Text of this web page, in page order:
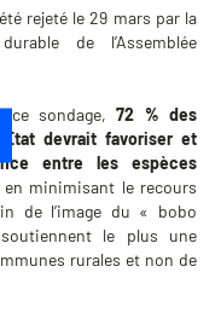
rejeté le 29 mars par la
de l’Assemblée
ce sondage,72 % des
devrait favoriser et
entre les espèces
minimisant le recours
de l’image du « bobo
le plus une
rurales et non de